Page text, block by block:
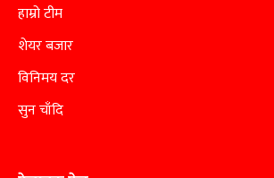
हाम्रो टीम
शेयर बजार
विनिमय दर
सुन चाँदि